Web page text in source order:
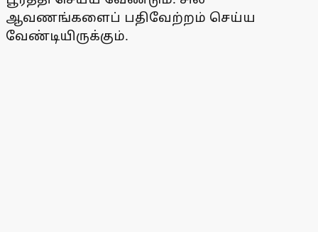
ஆவணங்களைப் பதிவேற்றம் செய்ய
வேண்டியிருக்கும்.